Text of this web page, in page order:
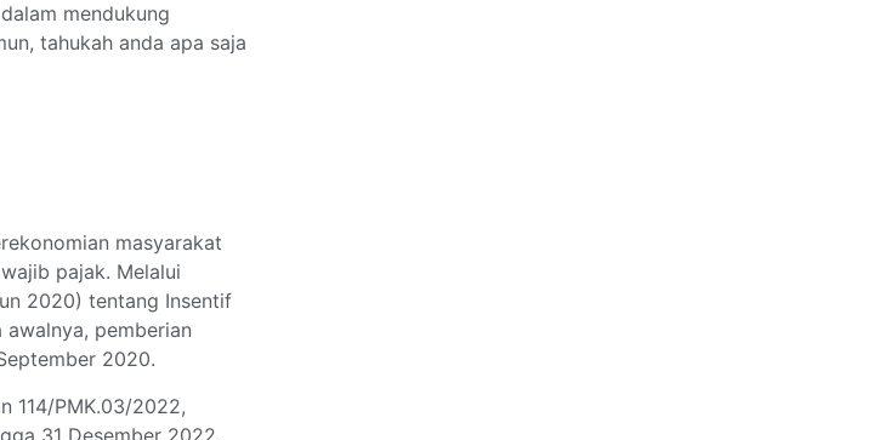
mendukung
tahukah anda apa saja
masyarakat
pajak. Melalui
2020) tentang Insentif
awalnya, pemberian
2020.
114/PMK.03/2022,
31 Desember 2022.